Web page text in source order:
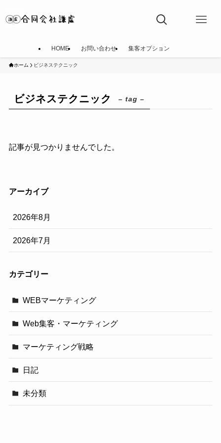
HOME お問い合わせ 集客オプション
ホーム ビジネステクニック
ビジネステクニック – tag –
記事が見つかりませんでした。
アーカイブ
2026年8月
2026年7月
カテゴリー
WEBマーケティング
Web集客・マーケティング
マーケティング戦略
日記
未分類